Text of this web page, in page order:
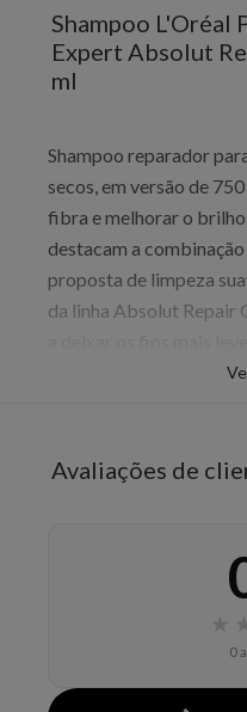
Shampoo L'Oréal
Expert Absolut
ml
Shampoo reparador
secos, em versão de
fibra e melhorar o
destacam a
proposta de limpeza
da linha Absolut Repair
saudável, sendo
Benefícios
ajuda a reparar fios
contribui para
Modo de uso
Avaliações de
0